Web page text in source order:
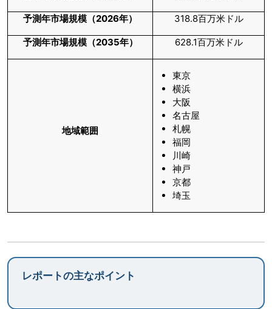
予測年市場規模（2026年） 318.8百万米ドル
予測年市場規模（2035年） 628.1百万米ドル
地域範囲
東京
横浜
大阪
名古屋
札幌
福岡
川崎
神戸
京都
埼玉
レポートの主なポイント